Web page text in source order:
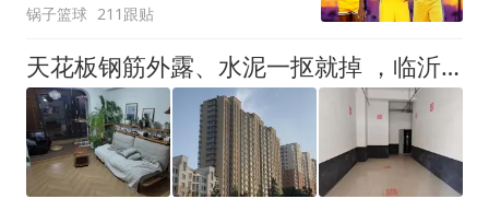
锅子篮球 211跟贴
天花板钢筋外露、水泥一抠就掉 ，临沂一安置楼交房半年即被鉴定存安全隐患；楼体至今未加固，仍有居民常住